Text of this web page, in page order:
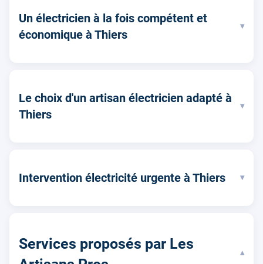
Un électricien à la fois compétent et
économique à Thiers
▾
Le choix d'un artisan électricien adapté à
Thiers
▾
Intervention électricité urgente à Thiers ▾
Services proposés par Les
▾